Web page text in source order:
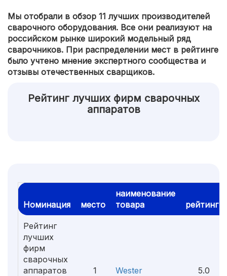
Мы отобрали в обзор 11 лучших производителей
сварочного оборудования. Все они реализуют на
российском рынке широкий модельный ряд
сварочников. При распределении мест в рейтинге
было учтено мнение экспертного сообщества и
отзывы отечественных сварщиков.
Рейтинг лучших фирм сварочных
аппаратов
Номинация место
наименование
товара
рейтинг
Рейтинг
лучших
фирм
сварочных
аппаратов
1 Wester 5.0